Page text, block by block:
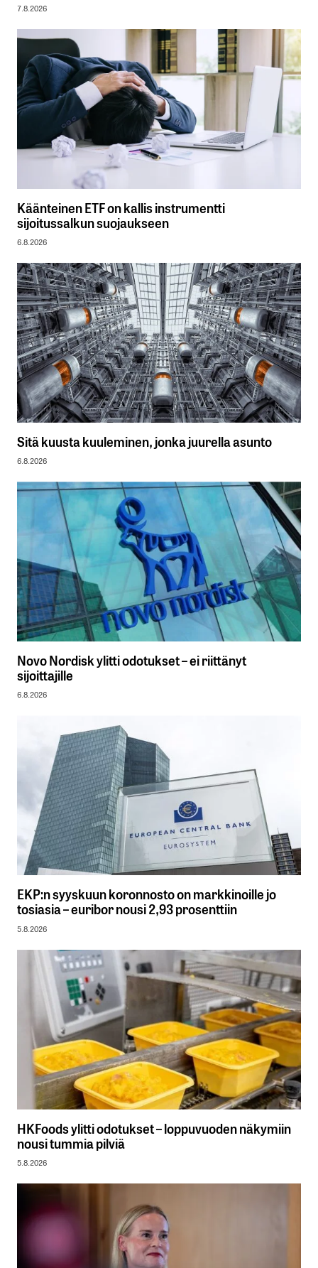
7.8.2026
Käänteinen ETF on kallis instrumentti
sijoitussalkun suojaukseen
6.8.2026
Sitä kuusta kuuleminen, jonka juurella asunto
6.8.2026
Novo Nordisk ylitti odotukset – ei riittänyt
sijoittajille
6.8.2026
EKP:n syyskuun koronnosto on markkinoille jo
tosiasia – euribor nousi 2,93 prosenttiin
5.8.2026
HKFoods ylitti odotukset – loppuvuoden näkymiin
nousi tummia pilviä
5.8.2026